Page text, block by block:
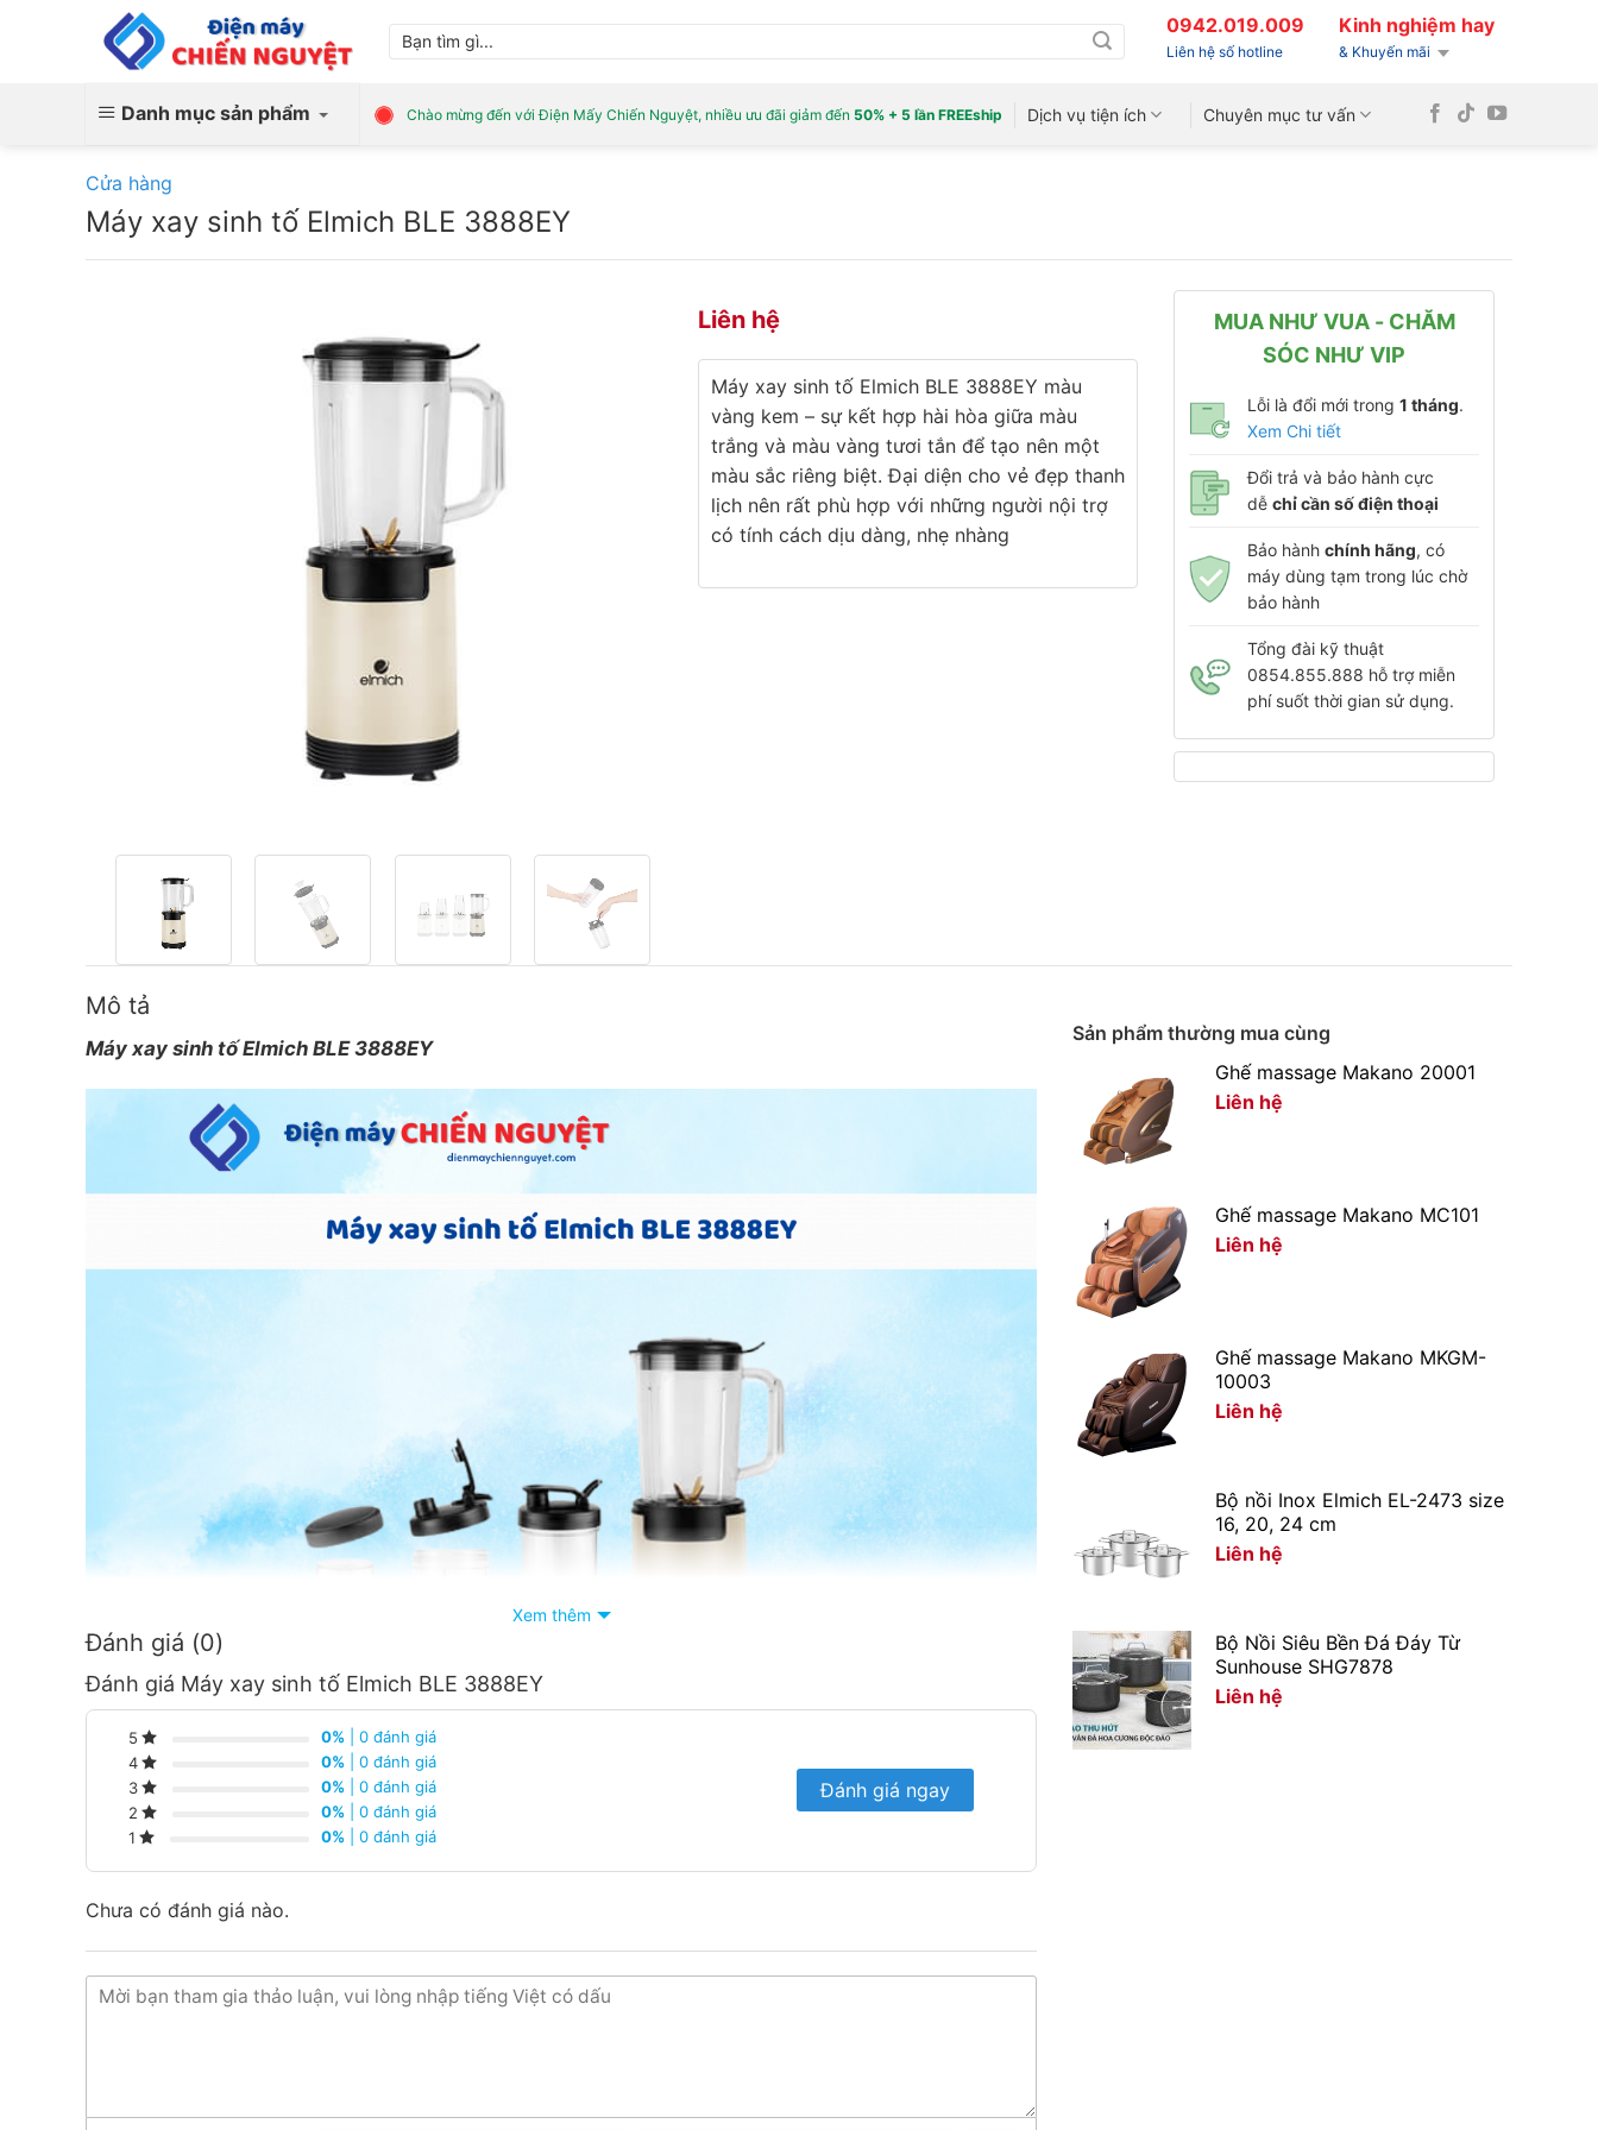
kiếm:
0942.019.009
Liên hệ số hotline
Kinh nghiệm hay
& Khuyến mãi
Danh mục sản phẩm Chào mừng đến với Điện Mấy Chiến Nguyệt, nhiều ưu đãi giảm đến 50% + 5 lần FREEship Dịch vụ tiện ích Chuyên mục tư vấn
Cửa hàng
Máy xay sinh tố Elmich BLE 3888EY
Liên hệ
Máy xay sinh tố Elmich BLE 3888EY màu
vàng kem – sự kết hợp hài hòa giữa màu
trắng và màu vàng tươi tắn để tạo nên một
màu sắc riêng biệt. Đại diện cho vẻ đẹp thanh
lịch nên rất phù hợp với những người nội trợ
có tính cách dịu dàng, nhẹ nhàng
MUA NHƯ VUA - CHĂM
SÓC NHƯ VIP
Lỗi là đổi mới trong 1 tháng.
Xem Chi tiết
Đổi trả và bảo hành cực
dễ chỉ cần số điện thoại
Bảo hành chính hãng, có
máy dùng tạm trong lúc chờ
bảo hành
Tổng đài kỹ thuật
0854.855.888 hỗ trợ miễn
phí suốt thời gian sử dụng.
Mô tả
Máy xay sinh tố Elmich BLE 3888EY
Máy xay sinh tố Elmich BLE 3888EY được thiết kế theo phong cách Châu Âu trẻ trung, thanh lịch. Sản
Xem thêm
Đánh giá (0)
Đánh giá Máy xay sinh tố Elmich BLE 3888EY
5 0% | 0 đánh giá
4
0% | 0 đánh giá
3
0% | 0 đánh giá
2
0% | 0 đánh giá
1
0% | 0 đánh giá
Đánh giá ngay
Chưa có đánh giá nào.
Sản phẩm thường mua cùng
Ghế massage Makano 20001
Liên hệ
Ghế massage Makano MC101
Liên hệ
Ghế massage Makano MKGM-
10003
Liên hệ
Bộ nồi Inox Elmich EL-2473 size
16, 20, 24 cm
Liên hệ
Bộ Nồi Siêu Bền Đá Đáy Từ
Sunhouse SHG7878
Liên hệ